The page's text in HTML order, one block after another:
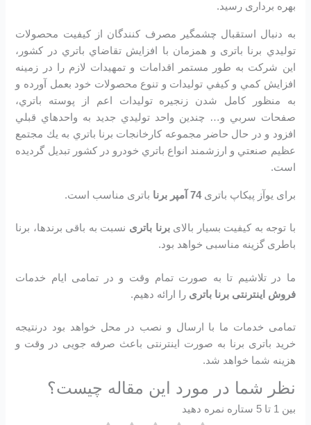
بهره برداری رسید.
به دنبال استقبال چشمگير مصرف كنندگان از كيفيت محصولات
توليدي برنا باتری و همزمان با افزايش تقاضاي باتري در كشور،
اين شرکت به طور مستمر اقدامات و تمهيدات لازم را در زمينه
افزايش كمي و كيفي توليدات و تنوع محصولات خود بعمل آورده و
به منظور كامل شدن زنجيره توليدات اعم از پوسته باتري،
صفحات سربي و… چندين واحد توليدي جديد به واحدهاي قبلي
افزود و در حال حاضر مجموعه كارخانجات برنا باتري به يك مجتمع
عظيم صنعتي و ارزشمند انواع باتري خودرو در کشور تبديل گرديده
است.
برای یوآز پیکاپ باتری74 آمپر برنا باتری مناسب است.
با توجه به کیفیت بسیار بالایبرنا باتری نسبت به باقی برندها، برنا
باطری گزینه مناسبی خواهد بود.
ما در تلاشیم تا به صورت تمام وقت و در تمامی ایام خدمات
فروش اینترنتی برنا باتری را ارائه دهیم.
تمامی خدمات ما با ارسال و نصب در محل خواهد بود درنتیجه
خرید باتری برنا به صورت اینترنتی باعث صرفه جویی در وقت و
هزینه شما خواهد شد.
نظر شما در مورد این مقاله چیست؟
بین 1 تا 5 ستاره نمره دهید